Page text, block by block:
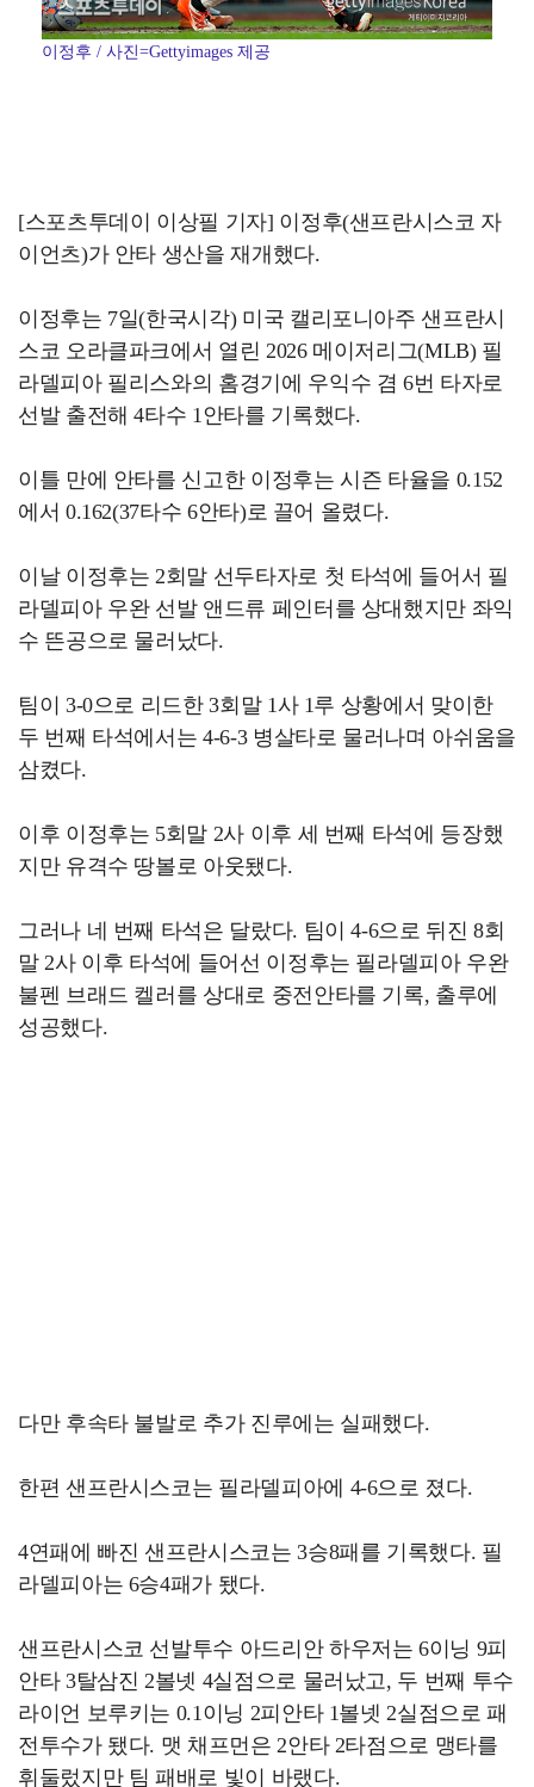
이정후 / 사진=Gettyimages 제공
[스포츠투데이 이상필 기자] 이정후(샌프란시스코 자
이언츠)가 안타 생산을 재개했다.
이정후는 7일(한국시각) 미국 캘리포니아주 샌프란시
스코 오라클파크에서 열린 2026 메이저리그(MLB) 필
라델피아 필리스와의 홈경기에 우익수 겸 6번 타자로
선발 출전해 4타수 1안타를 기록했다.
이틀 만에 안타를 신고한 이정후는 시즌 타율을 0.152
에서 0.162(37타수 6안타)로 끌어 올렸다.
이날 이정후는 2회말 선두타자로 첫 타석에 들어서 필
라델피아 우완 선발 앤드류 페인터를 상대했지만 좌익
수 뜬공으로 물러났다.
팀이 3-0으로 리드한 3회말 1사 1루 상황에서 맞이한
두 번째 타석에서는 4-6-3 병살타로 물러나며 아쉬움을
삼켰다.
이후 이정후는 5회말 2사 이후 세 번째 타석에 등장했
지만 유격수 땅볼로 아웃됐다.
그러나 네 번째 타석은 달랐다. 팀이 4-6으로 뒤진 8회
말 2사 이후 타석에 들어선 이정후는 필라델피아 우완
불펜 브래드 켈러를 상대로 중전안타를 기록, 출루에
성공했다.
다만 후속타 불발로 추가 진루에는 실패했다.
한편 샌프란시스코는 필라델피아에 4-6으로 졌다.
4연패에 빠진 샌프란시스코는 3승8패를 기록했다. 필
라델피아는 6승4패가 됐다.
샌프란시스코 선발투수 아드리안 하우저는 6이닝 9피
안타 3탈삼진 2볼넷 4실점으로 물러났고, 두 번째 투수
라이언 보루키는 0.1이닝 2피안타 1볼넷 2실점으로 패
전투수가 됐다. 맷 채프먼은 2안타 2타점으로 맹타를
휘둘렀지만 팀 패배로 빛이 바랬다.